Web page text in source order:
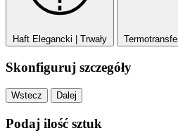
Haft Elegancki | Trwały
Skonfiguruj szczegóły
Wstecz Dalej
Podaj ilość sztuk